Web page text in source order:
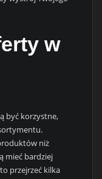
w
być korzystne,
niż
mieć bardziej
przejrzeć kilka